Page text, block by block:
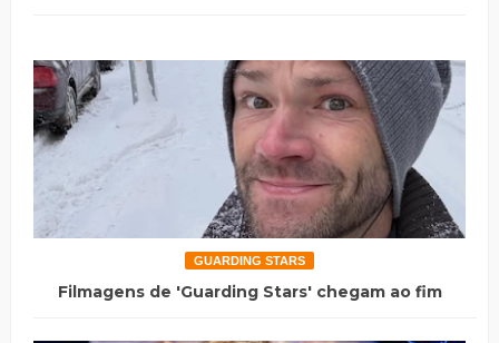
GUARDING STARS
Filmagens de 'Guarding Stars' chegam ao fim